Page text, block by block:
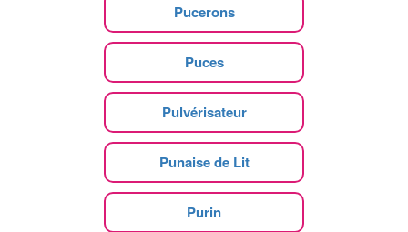
Pucerons
Puces
Pulvérisateur
Punaise de Lit
Purin